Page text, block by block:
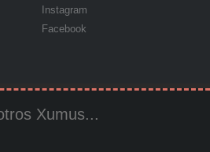
Instagram
Facebook
Xumus...